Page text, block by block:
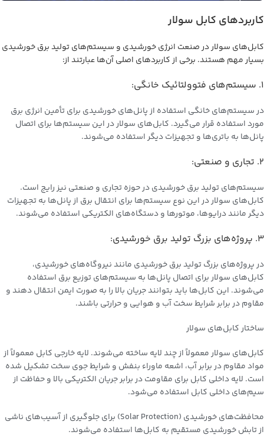
کاربردهای کابل‌ سولار
کابل‌های سولار در صنعت انرژی خورشیدی و سیستم‌های تولید برق خورشیدی
بسیار مهم هستند. برخی از کاربردهای اصلی آن‌ها عبارتند از:
۱. سیستم‌های فتوولتائیک خانگی:
در سیستم‌های خانگی استفاده از پانل‌های خورشیدی برای تأمین انرژی برق
مورد استفاده قرار می‌گیرد. کابل‌های سولار در این سیستم‌ها برای اتصال
پانل‌ها به باتری‌ها و تجهیزات دیگر استفاده می‌شوند.
۲. تجاری و صنعتی:
سیستم‌های تولید برق خورشیدی در حوزه تجاری و صنعتی نیز رایج است.
کابل‌های سولار در این نوع سیستم‌ها برای انتقال برق از پانل‌ها به تجهیزات
دیگر مانند درایو‌ها، موتورها و دستگاه‌های الکتریکی استفاده می‌شوند.
۳. پروژه‌های بزرگ تولید برق خورشیدی:
در پروژه‌های بزرگ تولید برق خورشیدی مانند نیروگاه‌های خورشیدی،
کابل‌های سولار برای اتصال پانل‌ها به سیستم‌های توزیع برق استفاده
می‌شوند. این کابل‌ها باید بتوانند جریان بالا را به صورت ایمن انتقال دهند و
مقاوم در برابر شرایط سخت آب و هوایی و حرارتی باشند.
ساختار کابل‌های سولار
کابل‌های سولار معمولاً از چند لایه ساخته می‌شوند. لایه خارجی کابل معمولاً از
مواد مقاوم در برابر آب، اشعه ماوراء بنفش و شرایط جوی سخت تشکیل شده
است. لایه داخلی کابل برای مقاومت در برابر جریان الکتریکی بالا و حفاظت از
سیم‌های داخلی کابل استفاده می‌شود.
محافظت‌های خورشیدی (Solar Protection) برای جلوگیری از آسیب‌های ناشی
از تابش خورشیدی مستقیم به کابل‌ها استفاده می‌شوند.